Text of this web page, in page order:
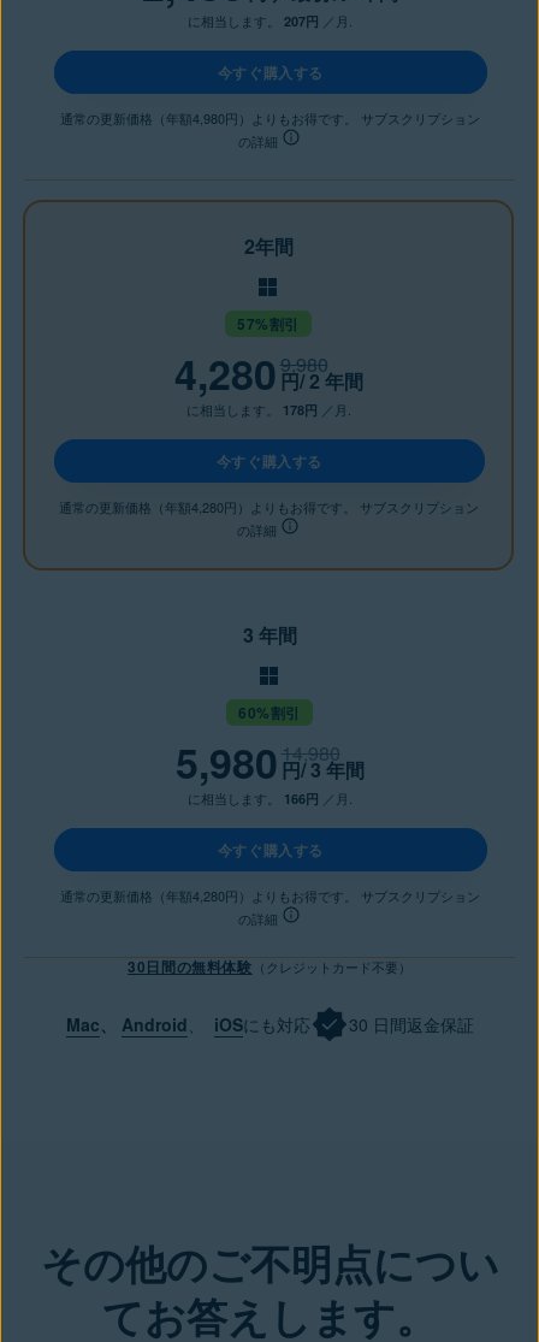
に相当します。 207円 ／月.
今すぐ購入する
通常の更新価格（年額4,980円）よりもお得です。 サブスクリプション
の詳細
2年間
57%割引
4,2809,980
円/ 2 年間
に相当します。 178円 ／月.
今すぐ購入する
通常の更新価格（年額4,280円）よりもお得です。 サブスクリプション
の詳細
3 年間
60%割引
5,98014,980
円/ 3 年間
に相当します。 166円 ／月.
今すぐ購入する
通常の更新価格（年額4,280円）よりもお得です。 サブスクリプション
の詳細
30日間の無料体験 （クレジットカード不要）
Mac、 Android、 iOSにも対応 30 日間返金保証
その他のご不明点につい
てお答えします。